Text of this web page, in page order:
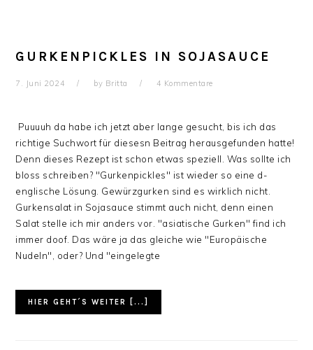
GURKENPICKLES IN SOJASAUCE
7. Juni 2024 by Britta 4 Kommentare
Puuuuh da habe ich jetzt aber lange gesucht, bis ich das
richtige Suchwort für diesesn Beitrag herausgefunden hatte!
Denn dieses Rezept ist schon etwas speziell. Was sollte ich
bloss schreiben? "Gurkenpickles" ist wieder so eine d-
englische Lösung. Gewürzgurken sind es wirklich nicht.
Gurkensalat in Sojasauce stimmt auch nicht, denn einen
Salat stelle ich mir anders vor. "asiatische Gurken" find ich
immer doof. Das wäre ja das gleiche wie "Europäische
Nudeln", oder? Und "eingelegte
HIER GEHT´S WEITER [...]